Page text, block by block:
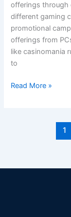
offerings through
different gaming
promotional
offerings from
like casinomania
to
Read More »
1